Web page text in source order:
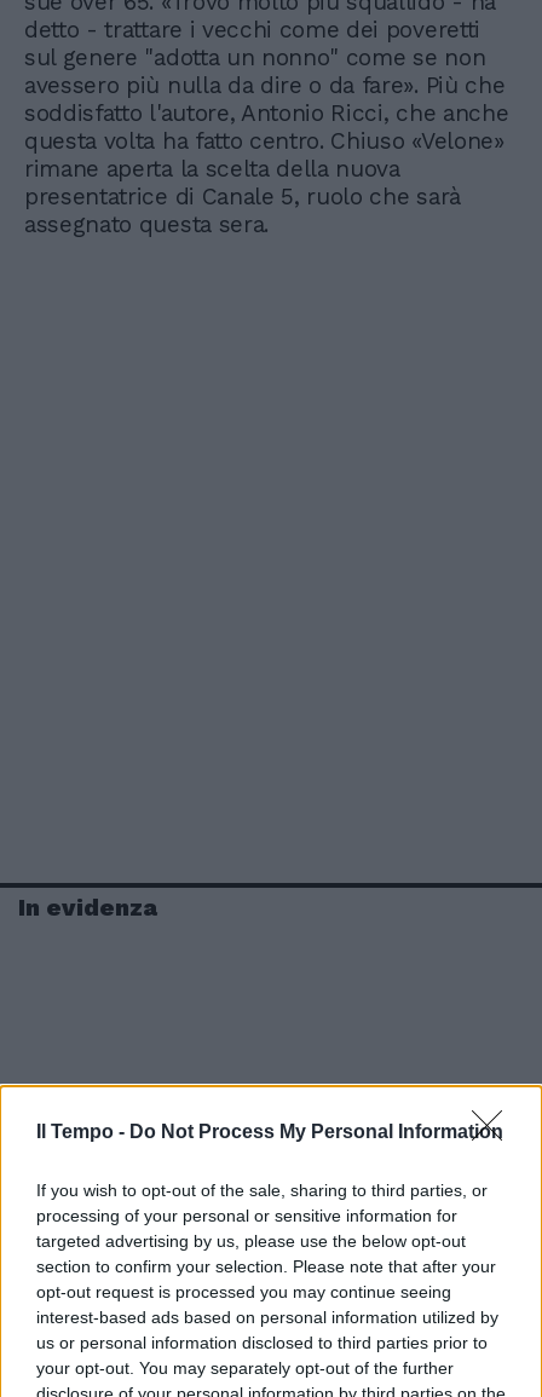
Il Tempo - Do Not Process My Personal Information
If you wish to opt-out of the sale, sharing to third parties, or
processing of your personal or sensitive information for
targeted advertising by us, please use the below opt-out
section to confirm your selection. Please note that after your
opt-out request is processed you may continue seeing
interest-based ads based on personal information utilized by
us or personal information disclosed to third parties prior to
your opt-out. You may separately opt-out of the further
disclosure of your personal information by third parties on the
detto - trattare i vecchi come dei poveretti
sul genere "adotta un nonno" come se non
avessero più nulla da dire o da fare». Più che
soddisfatto l'autore, Antonio Ricci, che anche
questa volta ha fatto centro. Chiuso «Velone»
rimane aperta la scelta della nuova
presentatrice di Canale 5, ruolo che sarà
assegnato questa sera.
In evidenza